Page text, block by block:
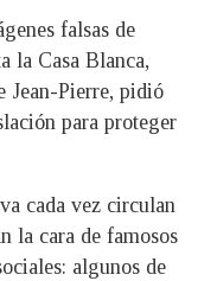
falsas de
la Casa Blanca,
Jean-Pierre, pidió
para proteger
cada vez circulan
la cara de famosos
algunos de